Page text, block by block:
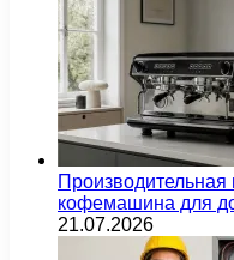
Производительная
кофемашина для
21.07.2026